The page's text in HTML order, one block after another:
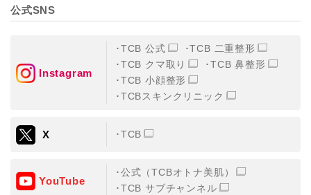
す。
一般社団法人メディカルアライアンス
①共同して利用される情報
②共同して利用する者の範囲
③共同利用する者の利用目的
公式SNS
Instagram
TCB 公式
TCB 二重整形
TCB クマ取り
TCB 鼻整形
TCB 小顔整形
TCBスキンクリニック
X TCB
YouTube
公式（TCBオトナ美肌）
TCB サブチャンネル